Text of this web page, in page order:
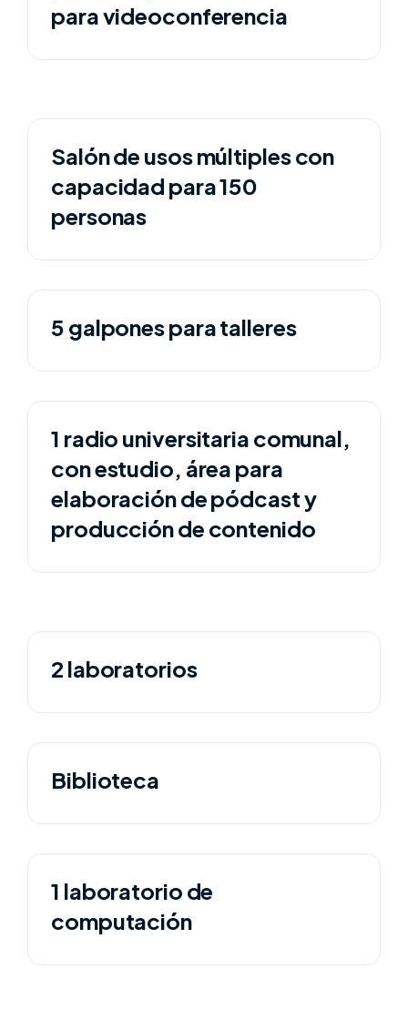
para videoconferencia
Salón de usos múltiples con
capacidad para 150
personas
5 galpones para talleres
1 radio universitaria comunal,
con estudio, área para
elaboración de pódcast y
producción de contenido
2 laboratorios
Biblioteca
1 laboratorio de
computación